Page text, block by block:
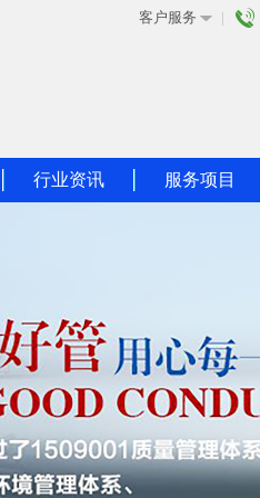
客户服务 |
行业资讯 服务项目